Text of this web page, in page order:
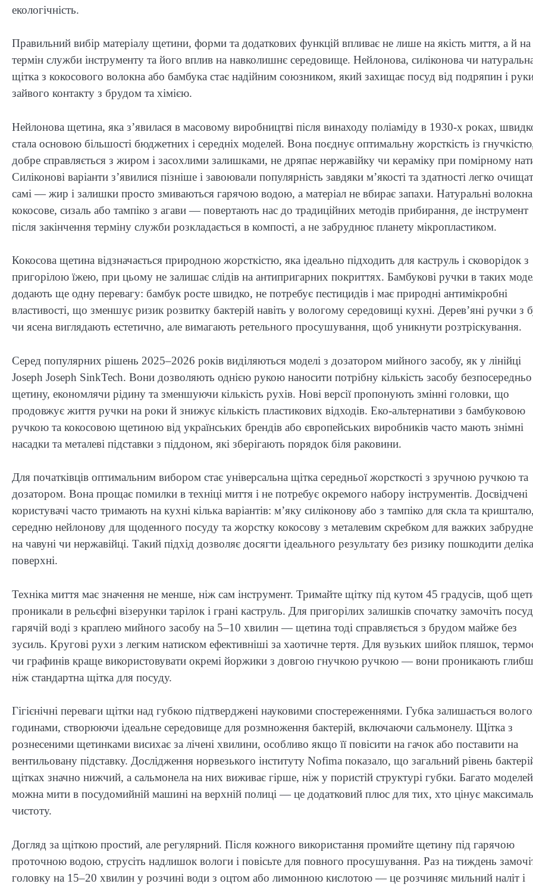
екологічність.
Правильний вибір матеріалу щетини, форми та додаткових функцій впливає не лише на якість миття, а й на
термін служби інструменту та його вплив на навколишнє середовище. Нейлонова, силіконова чи
щітка з кокосового волокна або бамбука стає надійним союзником, який захищає посуд від подряпин і
зайвого контакту з брудом та хімією.
Нейлонова щетина, яка з’явилася в масовому виробництві після винаходу поліаміду в 1930-х роках,
стала основою більшості бюджетних і середніх моделей. Вона поєднує оптимальну жорсткість із
добре справляється з жиром і засохлими залишками, не дряпає нержавійку чи кераміку при помірному
Силіконові варіанти з’явилися пізніше і завоювали популярність завдяки м’якості та здатності легко
самі — жир і залишки просто змиваються гарячою водою, а матеріал не вбирає запахи. Натуральні
кокосове, сизаль або тампіко з агави — повертають нас до традиційних методів прибирання, де інструмент
після закінчення терміну служби розкладається в компості, а не забруднює планету мікропластиком.
Кокосова щетина відзначається природною жорсткістю, яка ідеально підходить для каструль і сковорідок з
пригорілою їжею, при цьому не залишає слідів на антипригарних покриттях. Бамбукові ручки в таких
додають ще одну перевагу: бамбук росте швидко, не потребує пестицидів і має природні антимікробні
властивості, що зменшує ризик розвитку бактерій навіть у вологому середовищі кухні. Дерев’яні ручки з
чи ясена виглядають естетично, але вимагають ретельного просушування, щоб уникнути розтріскування.
Серед популярних рішень 2025–2026 років виділяються моделі з дозатором мийного засобу, як у лінійці
Joseph Joseph SinkTech. Вони дозволяють однією рукою наносити потрібну кількість засобу
щетину, економлячи рідину та зменшуючи кількість рухів. Нові версії пропонують змінні головки, що
продовжує життя ручки на роки й знижує кількість пластикових відходів. Еко-альтернативи з бамбуковою
ручкою та кокосовою щетиною від українських брендів або європейських виробників часто мають знімні
насадки та металеві підставки з піддоном, які зберігають порядок біля раковини.
Для початківців оптимальним вибором стає універсальна щітка середньої жорсткості з зручною ручкою та
дозатором. Вона прощає помилки в техніці миття і не потребує окремого набору інструментів. Досвідчені
користувачі часто тримають на кухні кілька варіантів: м’яку силіконову або з тампіко для скла та кришталю,
середню нейлонову для щоденного посуду та жорстку кокосову з металевим скребком для важких
на чавуні чи нержавійці. Такий підхід дозволяє досягти ідеального результату без ризику пошкодити
поверхні.
Техніка миття має значення не менше, ніж сам інструмент. Тримайте щітку під кутом 45 градусів, щоб
проникали в рельєфні візерунки тарілок і грані каструль. Для пригорілих залишків спочатку замочіть
гарячій воді з краплею мийного засобу на 5–10 хвилин — щетина тоді справляється з брудом майже без
зусиль. Кругові рухи з легким натиском ефективніші за хаотичне тертя. Для вузьких шийок пляшок,
чи графинів краще використовувати окремі йоржики з довгою гнучкою ручкою — вони проникають
ніж стандартна щітка для посуду.
Гігієнічні переваги щітки над губкою підтверджені науковими спостереженнями. Губка залишається
годинами, створюючи ідеальне середовище для розмноження бактерій, включаючи сальмонелу. Щітка з
рознесеними щетинками висихає за лічені хвилини, особливо якщо її повісити на гачок або поставити на
вентильовану підставку. Дослідження норвезького інституту Nofima показало, що загальний рівень
щітках значно нижчий, а сальмонела на них виживає гірше, ніж у пористій структурі губки. Багато моделей
можна мити в посудомийній машині на верхній полиці — це додатковий плюс для тих, хто цінує
чистоту.
Догляд за щіткою простий, але регулярний. Після кожного використання промийте щетину під гарячою
проточною водою, струсіть надлишок вологи і повісьте для повного просушування. Раз на тиждень
головку на 15–20 хвилин у розчині води з оцтом або лимонною кислотою — це розчиняє мильний наліт і